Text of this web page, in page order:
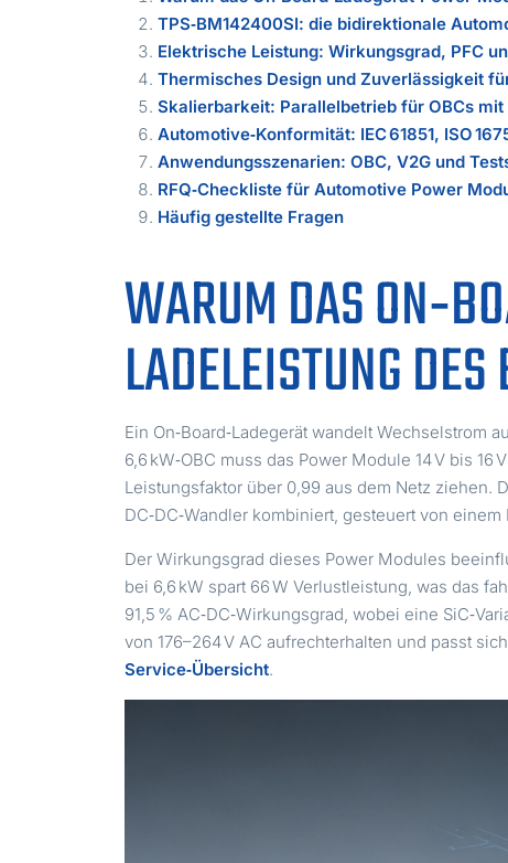
TPS‑BM142400SI: die bidirektionale
Elektrische Leistung: Wirkungsgrad, PFC
Thermisches Design und Zuverlässigkeit
Skalierbarkeit: Parallelbetrieb für OBCs
Automotive‑Konformität: IEC 61851, ISO
Anwendungsszenarien: OBC, V2G und
RFQ‑Checkliste für Automotive Power
Häufig gestellte Fragen
WARUM DAS
LADELEISTUNG
Ein On‑Board‑Ladegerät wandelt
6,6 kW‑OBC muss das Power Module 14 V bis
Leistungsfaktor über 0,99 aus dem Netz ziehen.
DC‑DC‑Wandler kombiniert, gesteuert von
Der Wirkungsgrad dieses Power Modules
bei 6,6 kW spart 66 W Verlustleistung, was das
91,5 % AC‑DC‑Wirkungsgrad, wobei eine
von 176–264 V AC aufrechterhalten und passt
Service‑Übersicht.